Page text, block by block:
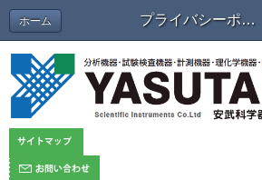
プライバシーポリシー
ホーム